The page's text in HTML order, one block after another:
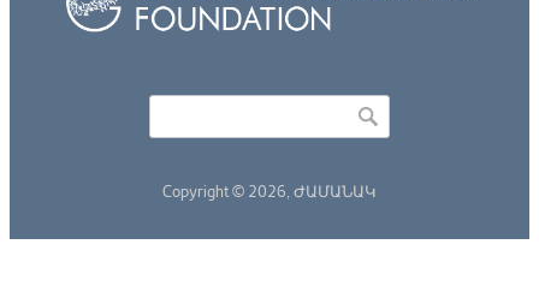
Copyright © 2026, ԺԱՄԱՆԱԿ